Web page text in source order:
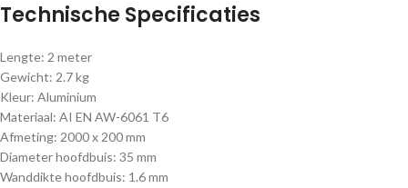
Technische Specificaties
Lengte: 2 meter
Gewicht: 2.7 kg
Kleur: Aluminium
Materiaal: AI EN AW-6061 T6
Afmeting: 2000 x 200 mm
Diameter hoofdbuis: 35 mm
Wanddikte hoofdbuis: 1.6 mm